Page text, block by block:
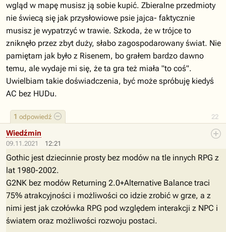
22
1 odpowiedź
wgląd w mapę musisz ją sobie kupić. Zbieralne przedmioty
nie świecą się jak przysłowiowe psie jajca- faktycznie
musisz je wypatrzyć w trawie. Szkoda, że w trójce to
zniknęło przez zbyt duży, słabo zagospodarowany świat. Nie
pamiętam jak było z Risenem, bo grałem bardzo dawno
temu, ale wydaje mi się, że ta gra też miała "to coś".
Uwielbiam takie doświadczenia, być może spróbuję kiedyś
AC bez HUDu.
09.11.2021 12:21
Wiedźmin
Gothic jest dziecinnie prosty bez modów na tle innych RPG z
lat 1980-2002.
G2NK bez modów Returning 2.0+Alternative Balance traci
75% atrakcyjności i możliwości co idzie zrobić w grze, a z
nimi jest jak czołówka RPG pod względem interakcji z NPC i
światem oraz możliwości rozwoju postaci.